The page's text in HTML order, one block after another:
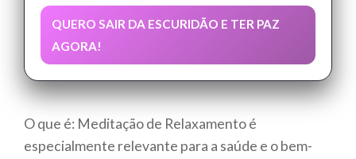
QUERO SAIR DA ESCURIDÃO E TER PAZ
AGORA!
O que é: Meditação de Relaxamento é
especialmente relevante para a saúde e o bem-